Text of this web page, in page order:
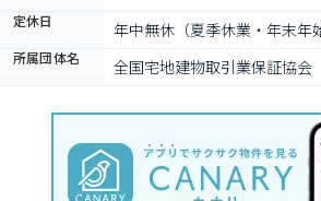
定休日 年中無休（夏季休業・年末年
所属団体名 全国宅地建物取引業保証協会